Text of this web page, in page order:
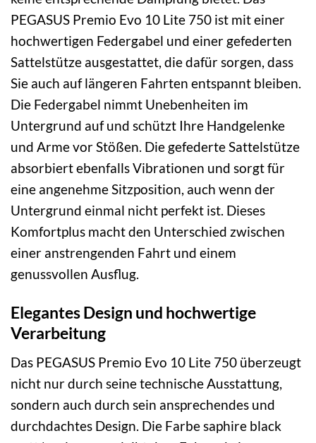
PEGASUS Premio Evo 10 Lite 750 ist mit einer
hochwertigen Federgabel und einer gefederten
Sattelstütze ausgestattet, die dafür sorgen, dass
Sie auch auf längeren Fahrten entspannt bleiben.
Die Federgabel nimmt Unebenheiten im
Untergrund auf und schützt Ihre Handgelenke
und Arme vor Stößen. Die gefederte Sattelstütze
absorbiert ebenfalls Vibrationen und sorgt für
eine angenehme Sitzposition, auch wenn der
Untergrund einmal nicht perfekt ist. Dieses
Komfortplus macht den Unterschied zwischen
einer anstrengenden Fahrt und einem
genussvollen Ausflug.
Elegantes Design und hochwertige
Verarbeitung
Das PEGASUS Premio Evo 10 Lite 750 überzeugt
nicht nur durch seine technische Ausstattung,
sondern auch durch sein ansprechendes und
durchdachtes Design. Die Farbe saphire black